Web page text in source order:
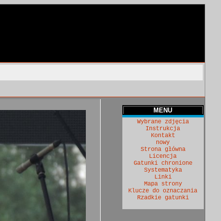
MENU
Wybrane zdjęcia
Instrukcja
Kontakt
nowy
Strona główna
Licencja
Gatunki chronione
Systematyka
Linki
Mapa strony
Klucze do oznaczania
Rzadkie gatunki